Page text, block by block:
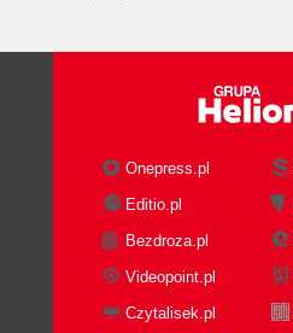
Onepress.pl
Editio.pl
Bezdroza.pl
Videopoint.pl
Czytalisek.pl